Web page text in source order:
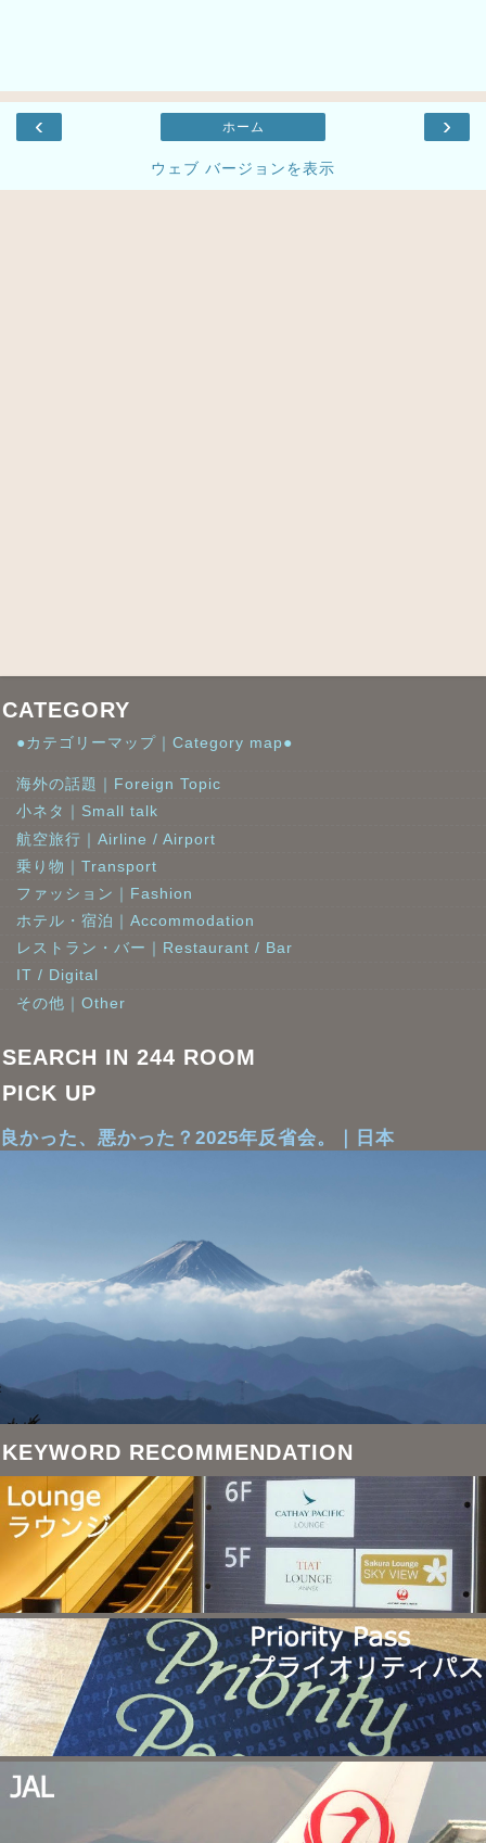
‹ ›
ホーム
ウェブ バージョンを表示
CATEGORY
●カテゴリーマップ｜Category map●
海外の話題｜Foreign Topic
小ネタ｜Small talk
航空旅行｜Airline / Airport
乗り物｜Transport
ファッション｜Fashion
ホテル・宿泊｜Accommodation
レストラン・バー｜Restaurant / Bar
IT / Digital
その他｜Other
SEARCH IN 244 ROOM
PICK UP
良かった、悪かった？2025年反省会。｜日本
KEYWORD RECOMMENDATION